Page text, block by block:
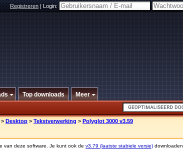
Registreren|Login:
Top downloads Meer
> Desktop > Tekstverwerking > Polyglot 3000 v3.59
van deze software. Je kunt ook de v3.79 (laatste stabiele versie) downloaden.